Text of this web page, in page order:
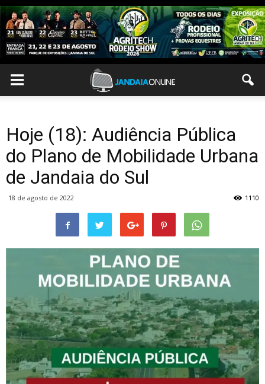
Hoje (18): Audiência Pública
do Plano de Mobilidade Urbana
de Jandaia do Sul
18 de agosto de 2022 1110